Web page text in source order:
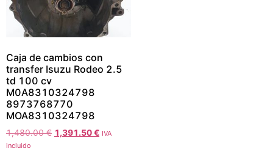
Caja de cambios con
transfer Isuzu Rodeo 2.5
td 100 cv
M0A8310324798
8973768770
MOA8310324798
1,480.00€ 1,391.50€ IVA
incluido